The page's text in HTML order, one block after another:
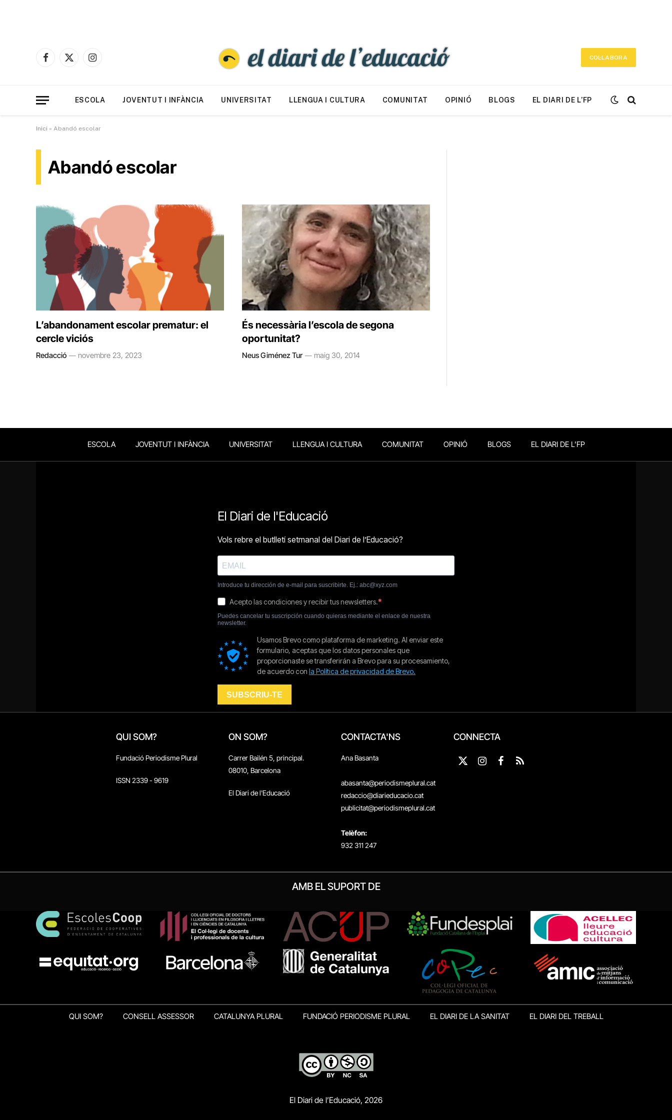
Facebook
X
Instagram
COL·LABORA
ESCOLA JOVENTUT I INFÀNCIA UNIVERSITAT LLENGUA I CULTURA COMUNITAT OPINIÓ BLOGS EL DIARI DE L’FP
Inici » Abandó escolar
Abandó escolar
L’abandonament escolar prematur: el
cercle viciós
Redacció novembre 23, 2023
És necessària l’escola de segona
oportunitat?
Neus Giménez Tur maig 30, 2014
ESCOLA JOVENTUT I INFÀNCIA UNIVERSITAT LLENGUA I CULTURA COMUNITAT OPINIÓ BLOGS EL DIARI DE L’FP
QUI SOM?
Fundació Periodisme Plural
ISSN 2339 - 9619
ON SOM?
Carrer Bailén 5, principal.
08010, Barcelona
El Diari de l'Educació
CONTACTA'NS
Ana Basanta
abasanta@periodismeplural.cat
redaccio@diarieducacio.cat
publicitat@periodismeplural.cat
Telèfon:
932 311 247
CONNECTA
X
Instagram
Facebook
RSS
AMB EL SUPORT DE
QUI SOM? CONSELL ASSESSOR CATALUNYA PLURAL FUNDACIÓ PERIODISME PLURAL EL DIARI DE LA SANITAT EL DIARI DEL TREBALL
El Diari de l’Educació, 2026